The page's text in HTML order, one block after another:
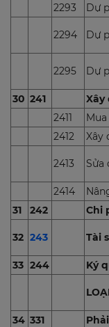
2293 Dự
2294 Dự
2295 Dự
30 241
Xây
2411
2412
Xây
2413 Sửa
2414
31
242 Chi
32 243 Tài
33 244 Ký
34 331